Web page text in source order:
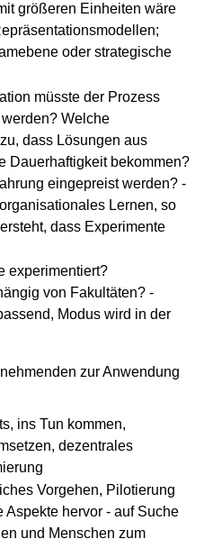
größeren Einheiten wäre
oder strategische
müsste der Prozess
Welche
dass Lösungen aus
Dauerhaftigkeit bekommen?
eingepreist werden? -
Lernen, so
dass Experimente
experimentiert?
von Fakultäten? -
Modus wird in der
zur Anwendung
ins Tun kommen,
dezentrales
Vorgehen, Pilotierung
Aspekte hervor - auf Suche
und Menschen zum